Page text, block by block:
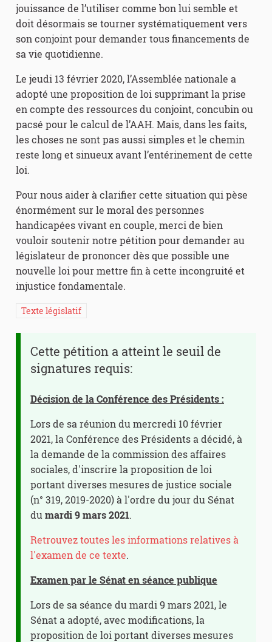
jouissance de l’utiliser comme bon lui semble et
doit désormais se tourner systématiquement vers
son conjoint pour demander tous financements de
sa vie quotidienne.
Le jeudi 13 février 2020, l’Assemblée nationale a
adopté une proposition de loi supprimant la prise
en compte des ressources du conjoint, concubin ou
pacsé pour le calcul de l’AAH. Mais, dans les faits,
les choses ne sont pas aussi simples et le chemin
reste long et sinueux avant l’entérinement de cette
loi.
Pour nous aider à clarifier cette situation qui pèse
énormément sur le moral des personnes
handicapées vivant en couple, merci de bien
vouloir soutenir notre pétition pour demander au
législateur de prononcer dès que possible une
nouvelle loi pour mettre fin à cette incongruité et
injustice fondamentale.
Texte législatif
Cette pétition a atteint le seuil de
signatures requis:
Décision de la Conférence des Présidents :
Lors de sa réunion du mercredi 10 février
2021, la Conférence des Présidents a décidé, à
la demande de la commission des affaires
sociales, d'inscrire la proposition de loi
portant diverses mesures de justice sociale
(n° 319, 2019-2020) à l'ordre du jour du Sénat
du mardi 9 mars 2021.
Retrouvez toutes les informations relatives à
l'examen de ce texte.
Examen par le Sénat en séance publique
Lors de sa séance du mardi 9 mars 2021, le
Sénat a adopté, avec modifications, la
proposition de loi portant diverses mesures